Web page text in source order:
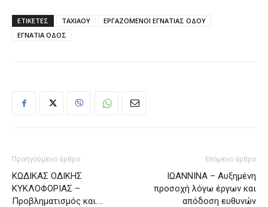
ΕΤΙΚΕΤΕΣ ΤΑΧΙΑΟΥ
ΕΡΓΑΖΟΜΕΝΟΙ ΕΓΝΑΤΙΑΣ ΟΔΟΥ
ΕΓΝΑΤΙΑ ΟΔΟΣ
Προηγούμενο άρθρο
ΚΩΔΙΚΑΣ ΟΔΙΚΗΣ
ΚΥΚΛΟΦΟΡΙΑΣ –
Προβληματισμός και….
Επόμενο άρθρο
ΙΩΑΝΝΙΝΑ – Αυξημένη
προσοχή λόγω έργων και
απόδοση ευθυνών